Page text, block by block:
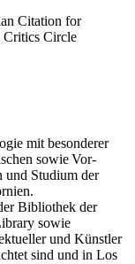
Citation for
Critics Circle
mit besonderer
sowie Vor-
und Studium der
Bibliothek der
sowie
und Künstler
sind und in Los